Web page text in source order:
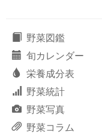
野菜図鑑
旬カレンダー
栄養成分表
野菜統計
野菜写真
野菜コラム